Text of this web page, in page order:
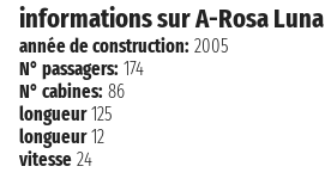
informations sur A-Rosa Luna
année de construction: 2005
N° passagers: 174
N° cabines: 86
longueur 125
longueur 12
vitesse 24